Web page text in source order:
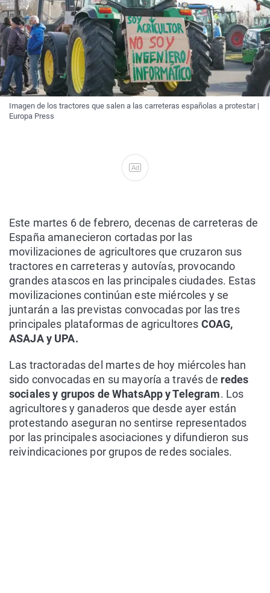
Imagen de los tractores que salen a las carreteras españolas a protestar |
Europa Press
Ad
Este martes 6 de febrero, decenas de carreteras de
España amanecieron cortadas por las
movilizaciones de agricultores que cruzaron sus
tractores en carreteras y autovías, provocando
grandes atascos en las principales ciudades. Estas
movilizaciones continúan este miércoles y se
juntarán a las previstas convocadas por las tres
principales plataformas de agricultores COAG,
ASAJA y UPA.
Las tractoradas del martes de hoy miércoles han
sido convocadas en su mayoría a través de redes
sociales y grupos de WhatsApp y Telegram. Los
agricultores y ganaderos que desde ayer están
protestando aseguran no sentirse representados
por las principales asociaciones y difundieron sus
reivindicaciones por grupos de redes sociales.